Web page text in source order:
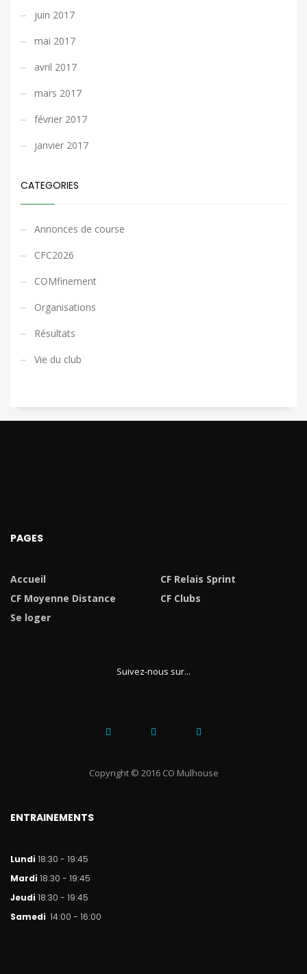
juin 2017
mai 2017
avril 2017
mars 2017
février 2017
janvier 2017
CATEGORIES
Annonces de course
CFC2026
COMfinement
Organisations
Résultats
Vie du club
PAGES
Accueil
CF Relais Sprint
CF Moyenne Distance
CF Clubs
Se loger
Suivez-nous sur...
Copyright © 2016 CO Mulhouse
ENTRAINEMENTS
Lundi 18:30 - 19:45
Mardi 18:30 - 19:45
Jeudi 18:30 - 19:45
Samedi 14:00 - 16:00